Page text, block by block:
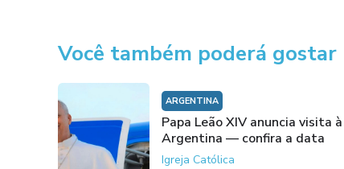
Você também poderá gostar
ARGENTINA
Papa Leão XIV anuncia visita à
Argentina — confira a data
Igreja Católica